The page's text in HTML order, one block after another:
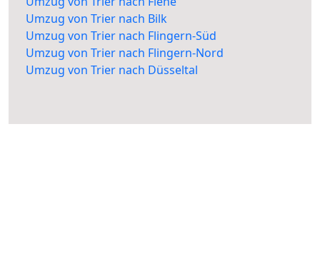
Umzug von Trier nach Bilk
Umzug von Trier nach Flingern-Süd
Umzug von Trier nach Flingern-Nord
Umzug von Trier nach Düsseltal